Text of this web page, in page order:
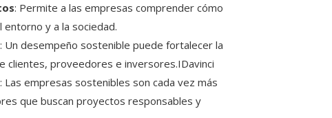
: Permite a las empresas comprender cómo
y a la sociedad.​
: Un desempeño sostenible puede fortalecer la
clientes, proveedores e inversores.​IDavinci
: Las empresas sostenibles son cada vez más
que buscan proyectos responsables y